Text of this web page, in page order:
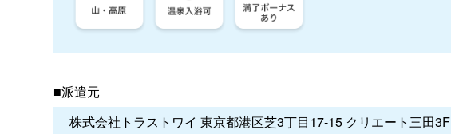
■派遣元
株式会社トラストワイ 東京都港区芝3丁目17-15 クリエート三田3F